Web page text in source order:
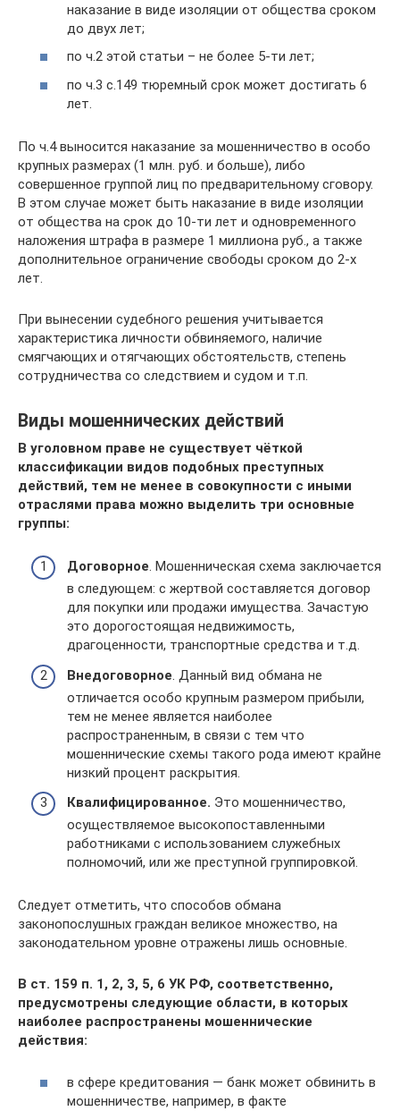
наказание в виде изоляции от общества сроком
до двух лет;
по ч.2 этой статьи – не более 5-ти лет;
по ч.3 с.149 тюремный срок может достигать 6
лет.
По ч.4 выносится наказание за мошенничество в особо
крупных размерах (1 млн. руб. и больше), либо
совершенное группой лиц по предварительному сговору.
В этом случае может быть наказание в виде изоляции
от общества на срок до 10-ти лет и одновременного
наложения штрафа в размере 1 миллиона руб., а также
дополнительное ограничение свободы сроком до 2-х
лет.
При вынесении судебного решения учитывается
характеристика личности обвиняемого, наличие
смягчающих и отягчающих обстоятельств, степень
сотрудничества со следствием и судом и т.п.
Виды мошеннических действий
В уголовном праве не существует чёткой
классификации видов подобных преступных
действий, тем не менее в совокупности с иными
отраслями права можно выделить три основные
группы:
Договорное. Мошенническая схема заключается
в следующем: с жертвой составляется договор
для покупки или продажи имущества. Зачастую
это дорогостоящая недвижимость,
драгоценности, транспортные средства и т.д.
Внедоговорное . Данный вид обмана не
отличается особо крупным размером прибыли,
тем не менее является наиболее
распространенным, в связи с тем что
мошеннические схемы такого рода имеют крайне
низкий процент раскрытия.
Квалифицированное. Это мошенничество,
осуществляемое высокопоставленными
работниками с использованием служебных
полномочий, или же преступной группировкой.
Следует отметить, что способов обмана
законопослушных граждан великое множество, на
законодательном уровне отражены лишь основные.
В ст. 159 п. 1, 2, 3, 5, 6 УК РФ, соответственно,
предусмотрены следующие области, в которых
наиболее распространены мошеннические
действия:
в сфере кредитования — банк может обвинить в
мошенничестве, например, в факте